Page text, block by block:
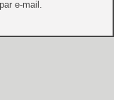
e-mail.